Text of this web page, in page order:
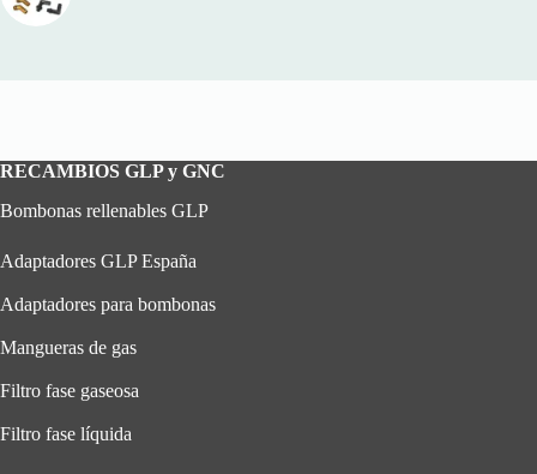
RECAMBIOS GLP y GNC
Bombonas rellenables GLP
Adaptadores GLP España
Adaptadores para bombonas
Mangueras de gas
Filtro fase gaseosa
Filtro fase líquida